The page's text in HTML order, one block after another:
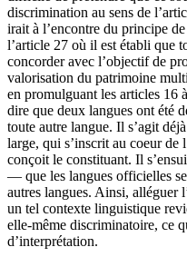
discrimination au sens de
irait à l’encontre du principe
l’article 27 où il est établi que
concorder avec l’objectif de
valorisation du patrimoine
en promulguant les articles 16
dire que deux langues ont été
toute autre langue. Il s’agit
large, qui s’inscrit au coeur de
conçoit le constituant. Il
— que les langues officielles
autres langues. Ainsi, alléguer
un tel contexte linguistique
elle-même discriminatoire, ce
d’interprétation.